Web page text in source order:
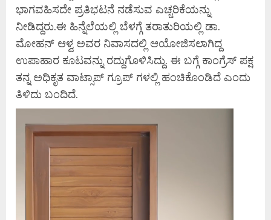
ಭಾಗವಹಿಸದೇ ಪ್ರತಿಭಟನೆ ನಡೆಸುವ ಎಚ್ಚರಿಕೆಯನ್ನು
ನೀಡಿದ್ದರು.ಈ ಹಿನ್ನೆಲೆಯಲ್ಲಿ ಬೆಳಗ್ಗೆ ತರಾತುರಿಯಲ್ಲಿ ಡಾ.
ಮೋಹನ್ ಆಳ್ವ ಅವರ ನಿವಾಸದಲ್ಲಿ ಆಯೋಜಿಸಲಾಗಿದ್ದ
ಉಪಾಹಾರ ಕೂಟವನ್ನು ರದ್ದುಗೊಳಿಸಿದ್ದು. ಈ ಬಗ್ಗೆ ಕಾಂಗ್ರೆಸ್ ಪಕ್ಷ
ತನ್ನ ಅಧಿಕೃತ ವಾಟ್ಸಾಪ್ ಗ್ರೂಪ್ ಗಳಲ್ಲಿ ಹಂಚಿಕೊಂಡಿದೆ ಎಂದು
ತಿಳಿದು ಬಂದಿದೆ.